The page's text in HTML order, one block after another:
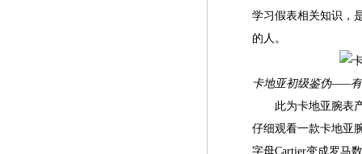
学习假表相关知识，
的人。
卡地亚初级鉴伪——
此为卡地亚腕表产
仔细观看一款卡地亚
字母Cartier变成罗马